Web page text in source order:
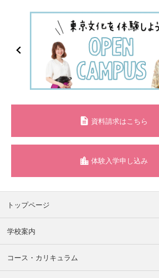
資料請求はこちら
体験入学申し込み
トップページ
学校案内
コース・カリキュラム